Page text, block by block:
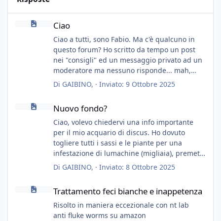
Ciao
Ciao a tutti, sono Fabio. Ma c'è qualcuno in
questo forum? Ho scritto da tempo un post
nei "consigli" ed un messaggio privato ad un
moderatore ma nessuno risponde... mah,
chissà... speravo in un consiglio...
Di GAIBINO, · Inviato: 9 Ottobre 2025
Nuovo fondo?
Ciao, volevo chiedervi una info importante
per il mio acquario di discus. Ho dovuto
togliere tutti i sassi e le piante per una
infestazione di lumachine (migliaia), premetto
che ho 3 discus, 8 coridoras, e una ventina di
cardinali, e tre pulitori in una vasca con 200
Ho già tolto migliaia di lumachine e non
esagero.
Ora vorrei togliere tutto il fondo che ho, scuro
Di GAIBINO, · Inviato: 8 Ottobre 2025
Trattamento feci bianche e inappetenza
Risolto in maniera eccezionale con nt lab
anti fluke worms su amazon